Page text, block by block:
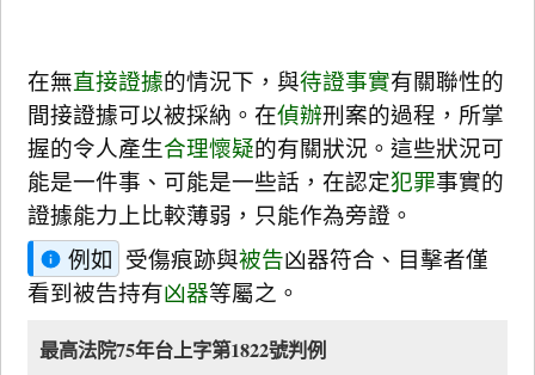
在無直接證據的情況下，與待證事實有關聯性的
間接證據可以被採納。在偵辦刑案的過程，所掌
握的令人產生合理懷疑的有關狀況。這些狀況可
能是一件事、可能是一些話，在認定犯罪事實的
證據能力上比較薄弱，只能作為旁證。
例如 受傷痕跡與被告凶器符合、目擊者僅
看到被告持有凶器等屬之。
最高法院75年台上字第1822號判例